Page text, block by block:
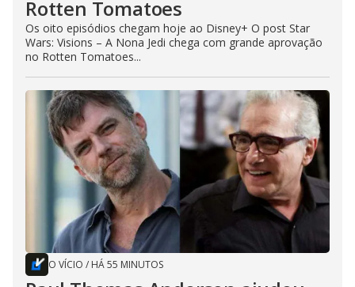
Rotten Tomatoes
Os oito episódios chegam hoje ao Disney+ O post Star
Wars: Visions – A Nona Jedi chega com grande aprovação
no Rotten Tomatoes...
O VÍCIO / HÁ 55 MINUTOS